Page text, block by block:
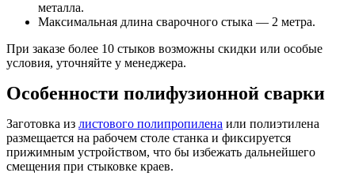
металла.
Максимальная длина сварочного стыка — 2 метра.
При заказе более 10 стыков возможны скидки или особые
условия, уточняйте у менеджера.
Особенности полифузионной сварки
Заготовка из листового полипропилена или полиэтилена
размещается на рабочем столе станка и фиксируется
прижимным устройством, что бы избежать дальнейшего
смещения при стыковке краев.